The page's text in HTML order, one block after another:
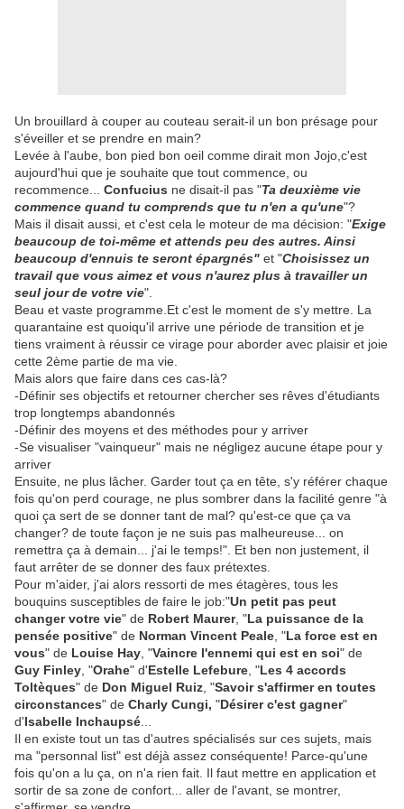
Un brouillard à couper au couteau serait-il un bon présage pour
s'éveiller et se prendre en main?
Levée à l'aube, bon pied bon oeil comme dirait mon Jojo,c'est
aujourd'hui que je souhaite que tout commence, ou
recommence... Confucius ne disait-il pas "Ta deuxième vie
commence quand tu comprends que tu n'en a qu'une"?
Mais il disait aussi, et c'est cela le moteur de ma décision: "Exige
beaucoup de toi-même et attends peu des autres. Ainsi
beaucoup d'ennuis te seront épargnés" et "Choisissez un
travail que vous aimez et vous n'aurez plus à travailler un
seul jour de votre vie".
Beau et vaste programme.Et c'est le moment de s'y mettre. La
quarantaine est quoiqu'il arrive une période de transition et je
tiens vraiment à réussir ce virage pour aborder avec plaisir et joie
cette 2ème partie de ma vie.
Mais alors que faire dans ces cas-là?
-Définir ses objectifs et retourner chercher ses rêves d'étudiants
trop longtemps abandonnés
-Définir des moyens et des méthodes pour y arriver
-Se visualiser "vainqueur" mais ne négligez aucune étape pour y
arriver
Ensuite, ne plus lâcher. Garder tout ça en tête, s'y référer chaque
fois qu'on perd courage, ne plus sombrer dans la facilité genre "à
quoi ça sert de se donner tant de mal? qu'est-ce que ça va
changer? de toute façon je ne suis pas malheureuse... on
remettra ça à demain... j'ai le temps!". Et ben non justement, il
faut arrêter de se donner des faux prétextes.
Pour m'aider, j'ai alors ressorti de mes étagères, tous les
bouquins susceptibles de faire le job:"Un petit pas peut
changer votre vie" de Robert Maurer, "La puissance de la
pensée positive" de Norman Vincent Peale , "La force est en
vous" de Louise Hay , "Vaincre l'ennemi qui est en soi" de
Guy Finley , "Orahe" d'Estelle Lefebure , "Les 4 accords
Toltèques" de Don Miguel Ruiz , "Savoir s'affirmer en toutes
circonstances" de Charly Cungi, "Désirer c'est gagner"
d'Isabelle Inchaupsé
Il en existe tout un tas d'autres spécialisés sur ces sujets, mais
ma "personnal list" est déjà assez conséquente! Parce-qu'une
fois qu'on a lu ça, on n'a rien fait. Il faut mettre en application et
sortir de sa zone de confort... aller de l'avant, se montrer,